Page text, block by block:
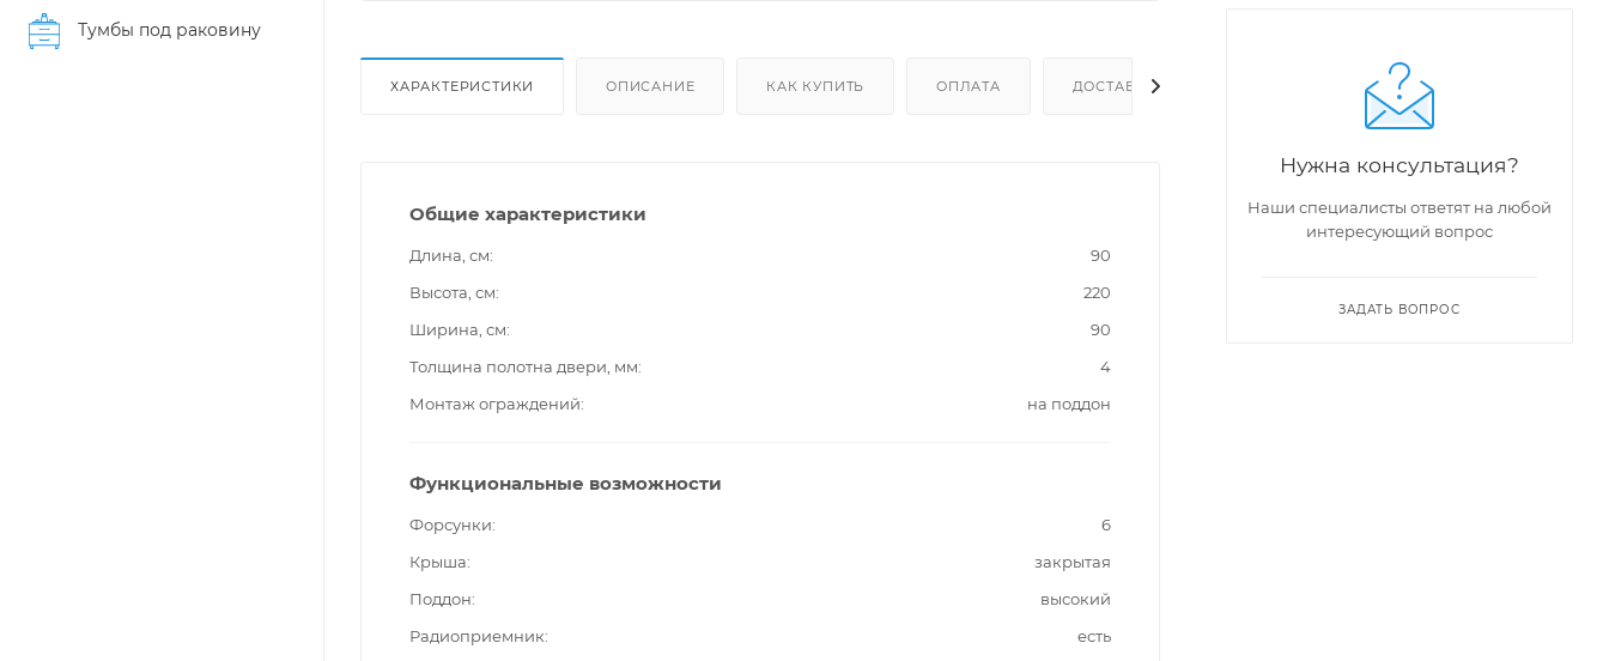
Тумбы под раковину
ХАРАКТЕРИСТИКИ ОПИСАНИЕ КАК КУПИТЬ ОПЛАТА ДОСТАВКА
Общие характеристики
Длина, см
90
Высота, см
220
Ширина, см
90
Толщина полотна двери, мм
4
Монтаж ограждений
на поддон
Функциональные возможности
Форсунки
6
Крыша
закрытая
Поддон
высокий
Радиоприемник
есть
Нужна консультация?
Наши специалисты ответят на любой
интересующий вопрос
ЗАДАТЬ ВОПРОС